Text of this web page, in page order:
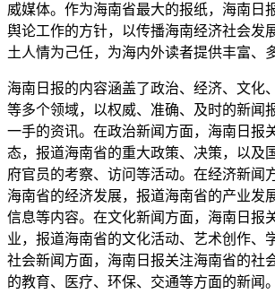
威媒体。作为海南省最大的报纸，海南日
舆论工作的方针，以传播海南经济社会发
土人情为己任，为海内外读者提供丰富、
海南日报的内容涵盖了政治、经济、文化
等多个领域，以权威、准确、及时的新闻
一手的资讯。在政治新闻方面，海南日报
态，报道海南省的重大政策、决策，以及
府官员的考察、访问等活动。在经济新闻
海南省的经济发展，报道海南省的产业发
信息等内容。在文化新闻方面，海南日报
业，报道海南省的文化活动、艺术创作、
社会新闻方面，海南日报关注海南省的社
的教育、医疗、环保、交通等方面的新闻